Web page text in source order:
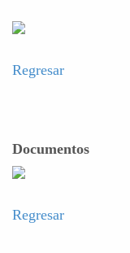
Regresar
Documentos
Regresar